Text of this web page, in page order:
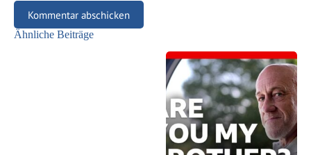
Kommentar abschicken
Ähnliche Beiträge